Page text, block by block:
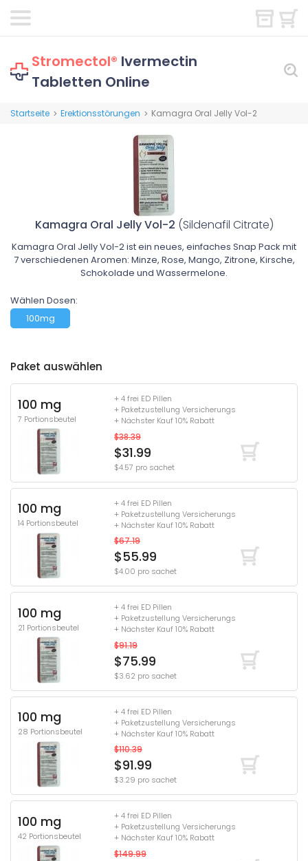
Stromectol® Ivermectin
Tabletten Online
Startseite > Erektionsstörungen > Kamagra Oral Jelly Vol-2
Kamagra Oral Jelly Vol-2 (Sildenafil Citrate)
Kamagra Oral Jelly Vol-2 ist ein neues, einfaches Snap Pack mit
7 verschiedenen Aromen: Minze, Rose, Mango, Zitrone, Kirsche,
Schokolade und Wassermelone.
Wählen Dosen:
100mg
Paket auswählen
100 mg
7 Portionsbeutel
+ 4 frei ED Pillen
+ Paketzustellung Versicherungs
+ Nächster Kauf 10% Rabatt
$38.39
$31.99
$4.57 pro sachet
100 mg
14 Portionsbeutel
+ 4 frei ED Pillen
+ Paketzustellung Versicherungs
+ Nächster Kauf 10% Rabatt
$67.19
$55.99
$4.00 pro sachet
100 mg
21 Portionsbeutel
+ 4 frei ED Pillen
+ Paketzustellung Versicherungs
+ Nächster Kauf 10% Rabatt
$91.19
$75.99
$3.62 pro sachet
100 mg
28 Portionsbeutel
+ 4 frei ED Pillen
+ Paketzustellung Versicherungs
+ Nächster Kauf 10% Rabatt
$110.39
$91.99
$3.29 pro sachet
100 mg
42 Portionsbeutel
+ 4 frei ED Pillen
+ Paketzustellung Versicherungs
+ Nächster Kauf 10% Rabatt
$149.99